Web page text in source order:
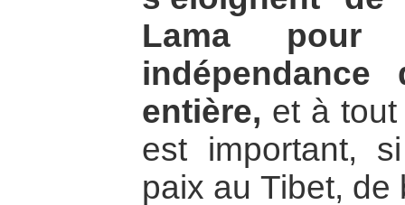
Lama pour
entière, et à
est important,
paix au Tibet,